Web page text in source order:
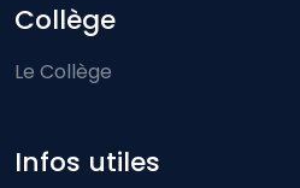
Collège
Le Collège
Infos utiles